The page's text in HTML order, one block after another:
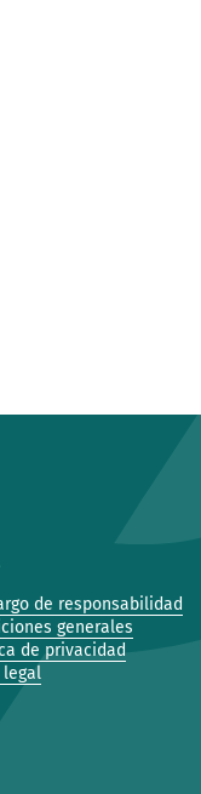
de responsabilidad
generales
de privacidad
legal